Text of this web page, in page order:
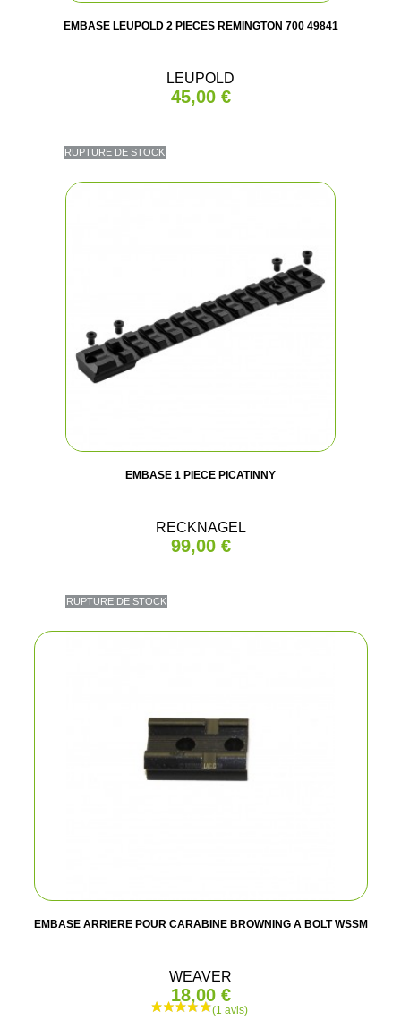
EMBASE LEUPOLD 2 PIECES REMINGTON 700 49841
LEUPOLD
45,00 €
RUPTURE DE STOCK
EMBASE 1 PIECE PICATINNY
RECKNAGEL
99,00 €
RUPTURE DE STOCK
EMBASE ARRIERE POUR CARABINE BROWNING A BOLT WSSM
WEAVER
18,00 €